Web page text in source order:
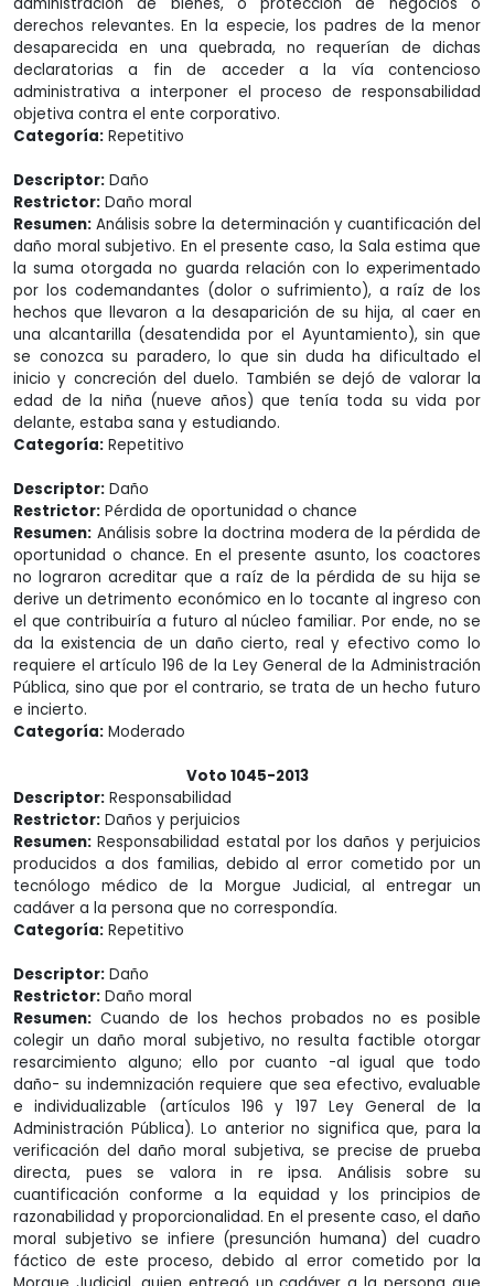
derechos relevantes. En la especie, los padres de la menor
desaparecida en una quebrada, no requerían de dichas
declaratorias a fin de acceder a la vía contencioso
administrativa a interponer el proceso de responsabilidad
objetiva contra el ente corporativo.
Categoría: Repetitivo
Descriptor: Daño
Restrictor: Daño moral
Resumen: Análisis sobre la determinación y cuantificación del
daño moral subjetivo. En el presente caso, la Sala estima que
la suma otorgada no guarda relación con lo experimentado
por los codemandantes (dolor o sufrimiento), a raíz de los
hechos que llevaron a la desaparición de su hija, al caer en
una alcantarilla (desatendida por el Ayuntamiento), sin que
se conozca su paradero, lo que sin duda ha dificultado el
inicio y concreción del duelo. También se dejó de valorar la
edad de la niña (nueve años) que tenía toda su vida por
delante, estaba sana y estudiando.
Categoría: Repetitivo
Descriptor: Daño
Restrictor: Pérdida de oportunidad o chance
Resumen: Análisis sobre la doctrina modera de la pérdida de
oportunidad o chance. En el presente asunto, los coactores
no lograron acreditar que a raíz de la pérdida de su hija se
derive un detrimento económico en lo tocante al ingreso con
el que contribuiría a futuro al núcleo familiar. Por ende, no se
da la existencia de un daño cierto, real y efectivo como lo
requiere el artículo 196 de la Ley General de la Administración
Pública, sino que por el contrario, se trata de un hecho futuro
e incierto.
Categoría: Moderado
Voto 1045-2013
Descriptor: Responsabilidad
Restrictor: Daños y perjuicios
Resumen: Responsabilidad estatal por los daños y perjuicios
producidos a dos familias, debido al error cometido por un
tecnólogo médico de la Morgue Judicial, al entregar un
cadáver a la persona que no correspondía.
Categoría: Repetitivo
Descriptor: Daño
Restrictor: Daño moral
Resumen: Cuando de los hechos probados no es posible
colegir un daño moral subjetivo, no resulta factible otorgar
resarcimiento alguno; ello por cuanto -al igual que todo
daño- su indemnización requiere que sea efectivo, evaluable
e individualizable (artículos 196 y 197 Ley General de la
Administración Pública). Lo anterior no significa que, para la
verificación del daño moral subjetiva, se precise de prueba
directa, pues se valora in re ipsa. Análisis sobre su
cuantificación conforme a la equidad y los principios de
razonabilidad y proporcionalidad. En el presente caso, el daño
moral subjetivo se infiere (presunción humana) del cuadro
fáctico de este proceso, debido al error cometido por la